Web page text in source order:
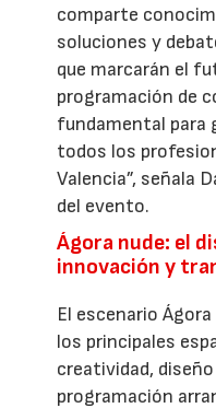
comparte
soluciones y
que marcarán el
programación de
fundamental para
todos los
Valencia”, señala
del evento.
Ágora nude: el
innovación y
El escenario
los principales
creatividad,
programación